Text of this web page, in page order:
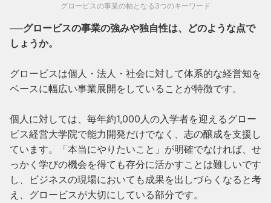
グロービスの事業の軸となる3つのキーワード
──グロービスの事業の強みや独自性は、どのような点で
しょうか。
グロービスは個人・法人・社会に対して体系的な経営知を
ベースに幅広い事業展開をしていることが特徴です。
個人に対しては、毎年約1,000人の入学者を迎えるグロー
ビス経営大学院で能力開発だけでなく、志の醸成を支援し
ています。「本当にやりたいこと」が明確でなければ、せ
っかく学びの機会を得ても存分に活かすことは難しいです
し、ビジネスの現場においても成果を出しづらくなると考
え、グロービスが大切にしている部分です。